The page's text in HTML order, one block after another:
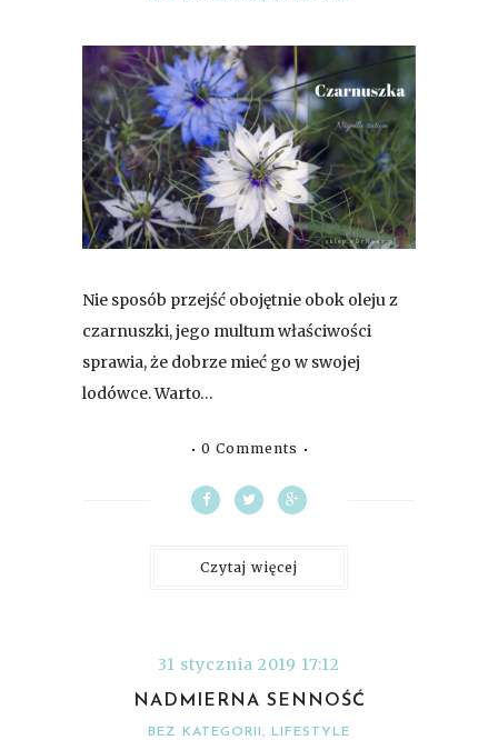
Nie sposób przejść obojętnie obok oleju z
czarnuszki, jego multum właściwości
sprawia, że dobrze mieć go w swojej
lodówce. Warto…
0 Comments
Czytaj więcej
31 stycznia 2019 17:12
NADMIERNA SENNOŚĆ
BEZ KATEGORII , LIFESTYLE